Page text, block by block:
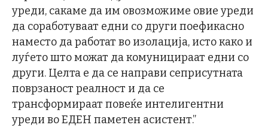
уреди, сакаме да им овозможиме овие уреди
да соработуваат едни со други поефикасно
наместо да работат во изолација, исто како и
луѓето што можат да комуницираат едни со
други. Целта е да се направи сеприсутната
поврзаност реалност и да се
трансформираат повеќе интелигентни
уреди во ЕДЕН паметен асистент.”